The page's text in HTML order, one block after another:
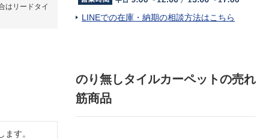
はリードタイ
LINEでの在庫・納期の相談方法はこちら
す。
のり無しタイルカーペットの売れ
筋商品